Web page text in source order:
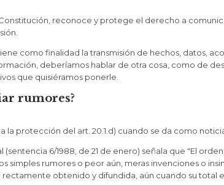
Constitución, reconoce y protege el derecho a
como finalidad la transmisión de hechos, datos,
deberíamos hablar de otra cosa, como de
que quisiéramos ponerle.
rumores?
la protección del art. 20.1.d) cuando se da como
(sentencia 6/1988, de 21 de enero) señala que "El
simples rumores o peor aún, meras invenciones o
obtenido y difundida, aún cuando su total